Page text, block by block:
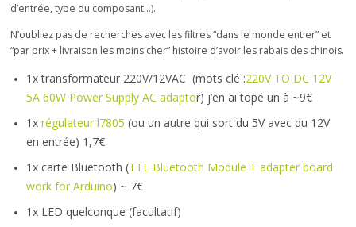
d’entrée, type du composant…).
N’oubliez pas de recherches avec les filtres “dans le monde entier” et
“par prix + livraison les moins cher” histoire d’avoir les rabais des chinois.
1x transformateur 220V/12VAC (mots clé :220V TO DC 12V
5A 60W Power Supply AC adaptor) j’en ai topé un à ~9€
1xrégulateur l7805(ou un autre qui sort du 5V avec du 12V
en entrée) 1,7€
1x carte Bluetooth (TTL Bluetooth Module + adapter board
work for Arduino) ~ 7€
1x LED quelconque (facultatif)